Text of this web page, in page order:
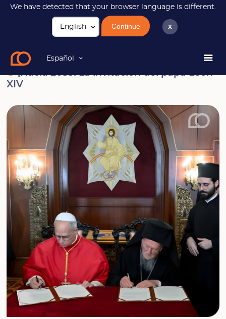
We have detected that your browser language is different.
Continue x
Español
¡Hacia 2033! La invitación del papa León
XIV